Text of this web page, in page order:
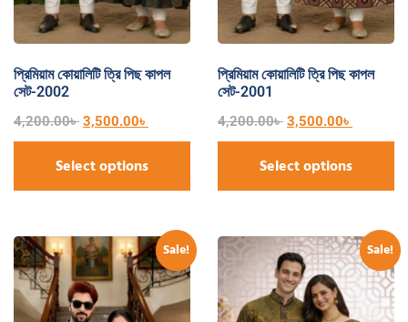
প্রিমিয়াম কোয়ালিটি ত্রি পিছ কাপল
সেট-2002
4,200.00৳ 3,500.00৳
Select options
প্রিমিয়াম কোয়ালিটি ত্রি পিছ কাপল
সেট-2001
4,200.00৳ 3,500.00৳
Select options
Sale! Sale!